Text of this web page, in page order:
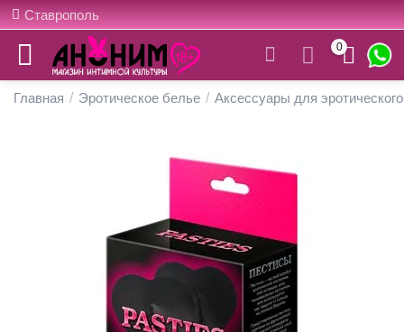
Ставрополь
0
Главная / Эротическое белье / Аксессуары для